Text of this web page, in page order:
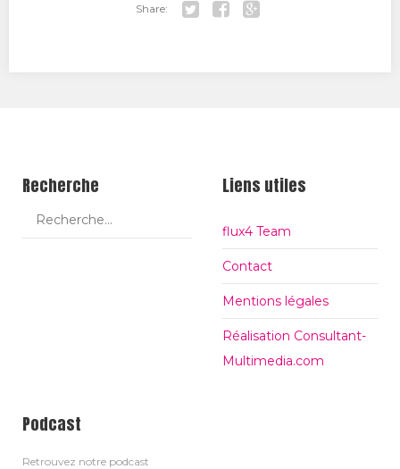
Share:
Recherche Liens utiles
flux4 Team
Contact
Mentions légales
Réalisation Consultant-
Multimedia.com
Podcast
Retrouvez notre podcast